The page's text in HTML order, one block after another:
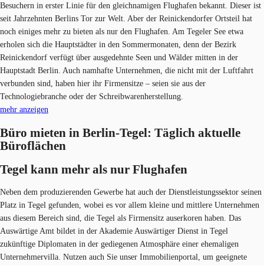
Besuchern in erster Linie für den gleichnamigen Flughafen bekannt. Dieser ist
seit Jahrzehnten Berlins Tor zur Welt. Aber der Reinickendorfer Ortsteil hat
noch einiges mehr zu bieten als nur den Flughafen. Am Tegeler See etwa
erholen sich die Hauptstädter in den Sommermonaten, denn der Bezirk
Reinickendorf verfügt über ausgedehnte Seen und Wälder mitten in der
Hauptstadt Berlin. Auch namhafte Unternehmen, die nicht mit der Luftfahrt
verbunden sind, haben hier ihr Firmensitze – seien sie aus der
Technologiebranche oder der Schreibwarenherstellung.
mehr anzeigen
Büro mieten in Berlin-Tegel: Täglich aktuelle
Büroflächen
Tegel kann mehr als nur Flugha​fen
Neben dem produzierenden Gewerbe hat auch der Dienstleistungssektor seinen
Platz in Tegel gefunden, wobei es vor allem kleine und mittlere Unternehmen
aus diesem Bereich sind, die Tegel als Firmensitz auserkoren haben. Das
Auswärtige Amt bildet in der Akademie Auswärtiger Dienst in Tegel
zukünftige Diplomaten in der gediegenen Atmosphäre einer ehemaligen
Unternehmervilla. Nutzen auch Sie unser Immobilienportal, um geeignete